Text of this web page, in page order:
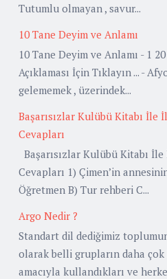
Tutumlu olmayan , savur...
10 Tane Deyim ve Anlamı
10 Tane Deyim ve Anlamı - 1
Açıklaması İçin Tıklayın ... -
gelememek , üzerindek...
Başarısızlar Kulübü Kitabı İle
Cevapları
Başarısızlar Kulübü Kitabı
Cevapları 1) Çimen’in
Öğretmen B) Tur rehberi C...
Argo Nedir ?
Standart dil dediğimiz
olarak belli grupların daha
amacıyla kullandıkları ve